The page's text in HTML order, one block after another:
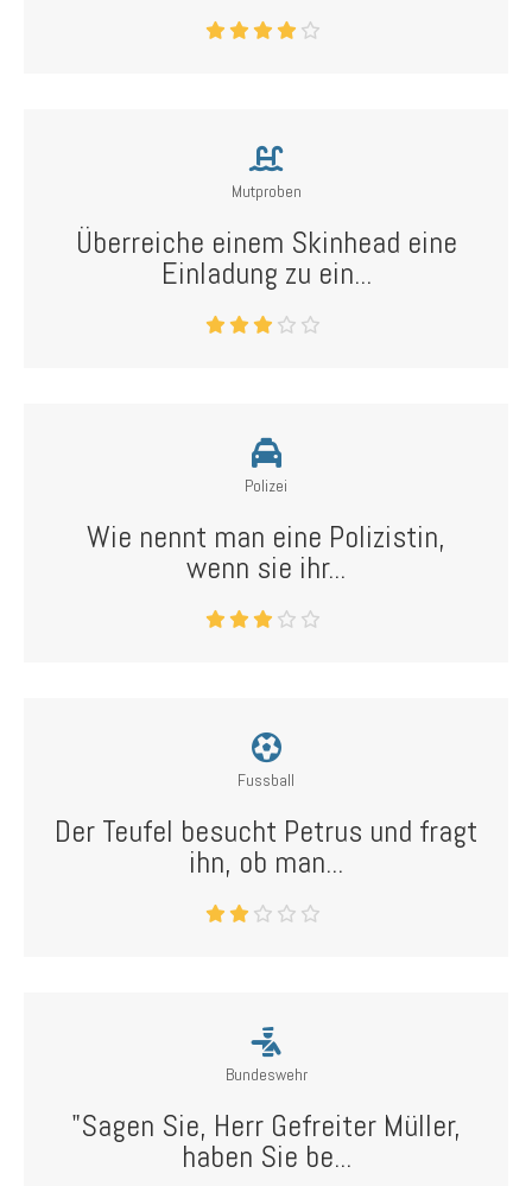
Mutproben
Überreiche einem Skinhead eine
Einladung zu ein...
Polizei
Wie nennt man eine Polizistin,
wenn sie ihr...
Fussball
Der Teufel besucht Petrus und fragt
ihn, ob man...
Bundeswehr
"Sagen Sie, Herr Gefreiter Müller,
haben Sie be...